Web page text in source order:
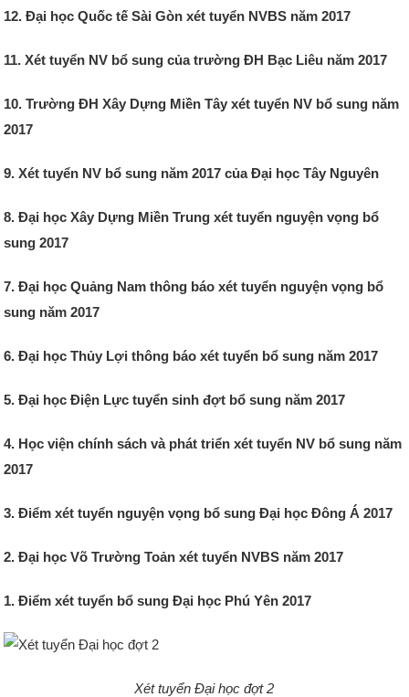
12. Đại học Quốc tế Sài Gòn xét tuyển NVBS năm 2017
11. Xét tuyển NV bổ sung của trường ĐH Bạc Liêu năm 2017
10. Trường ĐH Xây Dựng Miền Tây xét tuyển NV bổ sung năm
2017
9. Xét tuyển NV bổ sung năm 2017 của Đại học Tây Nguyên
8. Đại học Xây Dựng Miền Trung xét tuyển nguyện vọng bổ
sung 2017
7. Đại học Quảng Nam thông báo xét tuyển nguyện vọng bổ
sung năm 2017
6. Đại học Thủy Lợi thông báo xét tuyển bổ sung năm 2017
5. Đại học Điện Lực tuyển sinh đợt bổ sung năm 2017
4. Học viện chính sách và phát triển xét tuyển NV bổ sung năm
2017
3. Điểm xét tuyển nguyện vọng bổ sung Đại học Đông Á 2017
2. Đại học Võ Trường Toản xét tuyển NVBS năm 2017
1. Điểm xét tuyển bổ sung Đại học Phú Yên 2017
Xét tuyển Đại học đợt 2